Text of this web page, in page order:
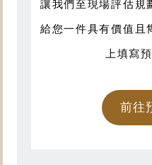
讓我們至現場評估規
給您一件具有價值且
上填寫
前往